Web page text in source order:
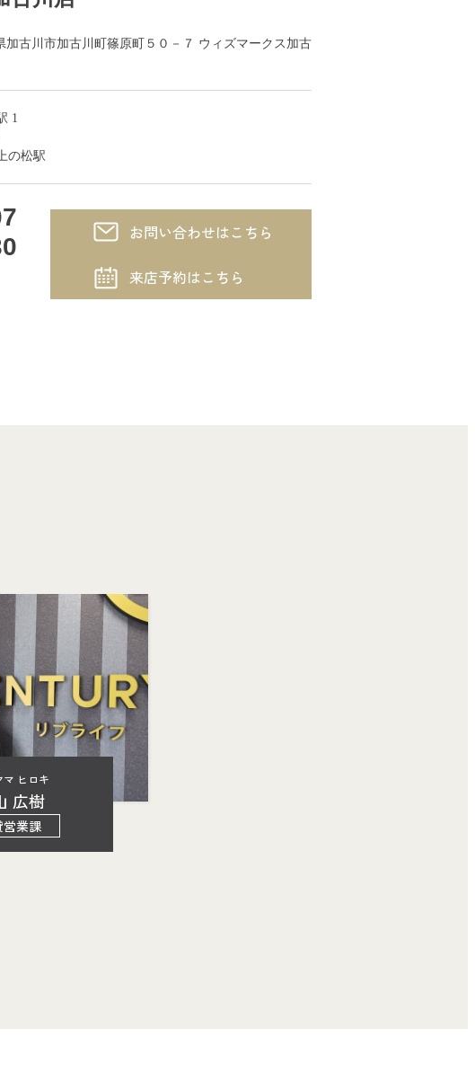
加古川市加古川町篠原町５０－７ ウィズマークス加古
1
の松駅
お問い合わせはこちら
来店予約はこちら
マ ヒロキ
広樹
営業課